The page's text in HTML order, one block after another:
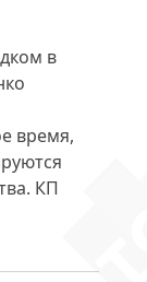
в
время,
КП